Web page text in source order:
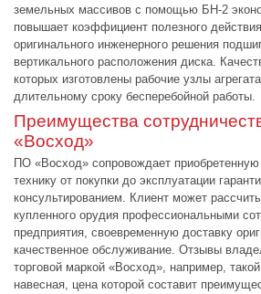
земельных массивов с помощью БН-2
повышает коэффициент полезного
оригинального инженерного решения
вертикального расположения диска.
которых изготовлены рабочие узлы
длительному сроку бесперебойной работы.
Преимущества
«Восход»
ПО «Восход» сопровождает
технику от покупки до эксплуатации
консультированием. Клиент может
купленного орудия профессиональными
предприятия, своевременную доставку
качественное обслуживание. Отзывы
торговой маркой «Восход», например,
навесная, цена которой составит